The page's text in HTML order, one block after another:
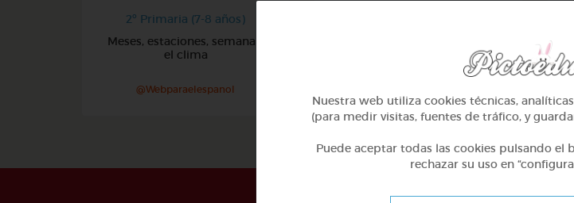
2º Primaria (7-8 años)
Meses, estaciones, semana y
el clima
@Webparaelespanol
Nuestra web utiliza cookies técnicas,
(para medir visitas, fuentes de tráfico, y
Puede aceptar todas las cookies pulsando el
rechazar su uso en